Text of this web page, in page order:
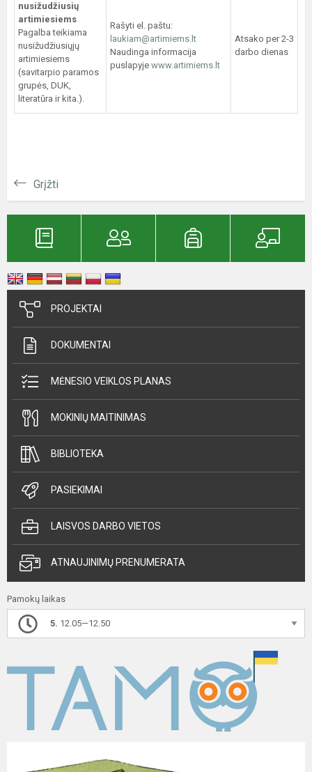
nusižudžiusių
artimiesiems
Pagalba teikiama
nusižudžiusiųjų
artimiesiems
(savitarpio paramos
grupės, DUK,
literatūra ir kita.).
Rašyti el. paštu:
laukiam@artimiems.lt
Naudinga informacija
puslapyje www.artimiems.lt
Atsako per 2-3
darbo dienas
Grįžti
PROJEKTAI
DOKUMENTAI
MĖNESIO VEIKLOS PLANAS
MOKINIŲ MAITINIMAS
BIBLIOTEKA
PASIEKIMAI
LAISVOS DARBO VIETOS
ATNAUJINIMŲ PRENUMERATA
Pamokų laikas
5. 12.05—12.50